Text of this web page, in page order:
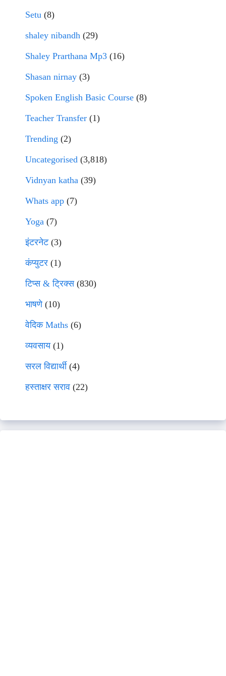
Setu (8)
shaley nibandh (29)
Shaley Prarthana Mp3 (16)
Shasan nirnay (3)
Spoken English Basic Course (8)
Teacher Transfer (1)
Trending (2)
Uncategorised (3,818)
Vidnyan katha (39)
Whats app (7)
Yoga (7)
इंटरनेट(3)
कंप्युटर (1)
टिप्स & ट्रिक्स(830)
भाषणे(10)
वेदिक Maths (6)
व्यवसाय(1)
सरल विद्यार्थी(4)
हस्ताक्षर सराव (22)